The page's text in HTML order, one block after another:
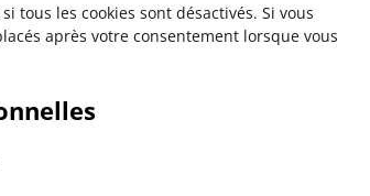
tous les cookies sont désactivés. Si vous
après votre consentement lorsque vous